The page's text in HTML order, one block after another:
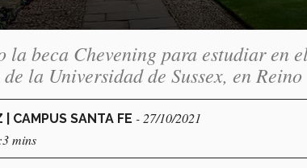
la beca Chevening para estudiar en
la Universidad de Sussex, en
CAMPUS SANTA FE - 27/10/2021
mins